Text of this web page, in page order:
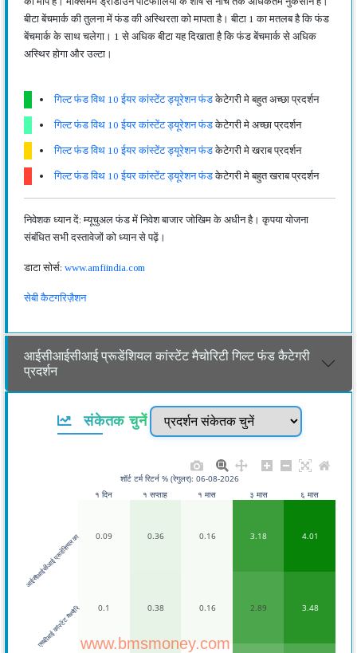
बीटा बेंचमार्क की तुलना में फंड की अस्थिरता को मापता है। बीटा 1 का मतलब है कि फंड
बेंचमार्क के साथ चलेगा। 1 से अधिक बीटा यह दिखाता है कि फंड बेंचमार्क से अधिक
अस्थिर होगा और उल्टा।
गिल्ट फंड विथ 10 ईयर कांस्टेंट ड्यूरेशन फंडकेटेगरी मे बहुत अच्छा प्रदर्शन
गिल्ट फंड विथ 10 ईयर कांस्टेंट ड्यूरेशन फंडकेटेगरी मे अच्छा प्रदर्शन
गिल्ट फंड विथ 10 ईयर कांस्टेंट ड्यूरेशन फंडकेटेगरी मे खराब प्रदर्शन
गिल्ट फंड विथ 10 ईयर कांस्टेंट ड्यूरेशन फंडकेटेगरी मे बहुत खराब प्रदर्शन
निवेशक ध्यान दें: म्यूचुअल फंड में निवेश बाजार जोखिम के अधीन है। कृपया योजना
संबंधित सभी दस्तावेजों को ध्यान से पढ़ें।
डाटा सोर्स: www.amfiindia.com
सेबी कैटगरिज़ैशन
आईसीआईसीआई प्रूडेंशियल कांस्टेंट मैचोरिटी गिल्ट फंड कैटेगरी
प्रदर्शन
संकेतक चुनें
0.09 0.36 0.16 3.18 4.01
0.1 0.38 0.16 2.89 3.48
१ दिन १ सप्ताह १ मास ३ मास ६ मास
एसबीआई कांस्टेंट मैच्योरि
आईसीआईसीआई प्रूडेंशियल का
शॉर्ट टर्म रिटर्न % (रेगुलर): 06-08-2026
www.bmsmoney.com